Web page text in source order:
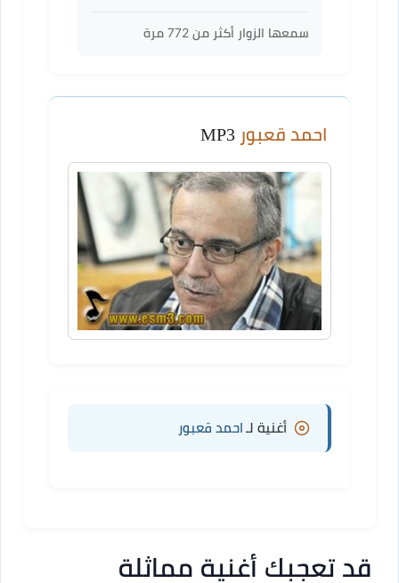
سمعها الزوار أكثر من 772 مرة
احمد قعبور
أغنية لـ احمد قعبور
قد تعجبك أغنية مماثلة